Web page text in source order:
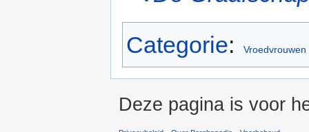
Categorie: Vroedvrouwen
Deze pagina is voor